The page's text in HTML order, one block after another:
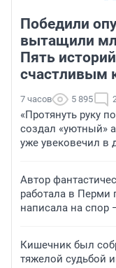
Победили
вытащили
Пять
счастливым
7 часов 5 895
«Протянуть руку
создал «уютный»
уже увековечил в
Автор
работала в Перми
написала на спор
Кишечник был
тяжелой судьбой